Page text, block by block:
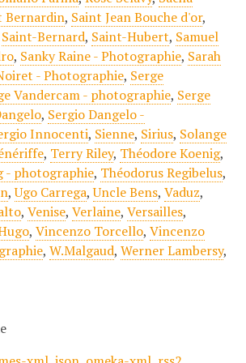
Bernardin, Saint Jean Bouche d'or,
Saint-Bernard, Saint-Hubert, Samuel
, Sanky Raine - Photographie, Sarah
- Photographie, Serge
Vandercam - photographie, Serge
, Sergio Dangelo -
Innocenti, Sienne, Sirius, Solange
, Terry Riley, Théodore Koenig,
- photographie, Théodorus Regibelus,
,Ugo Carrega,Uncle Bens, Vaduz,
, Venise, Verlaine, Versailles,
, Vincenzo Torcello, Vincenzo
, W.Malgaud, Werner Lambersy,